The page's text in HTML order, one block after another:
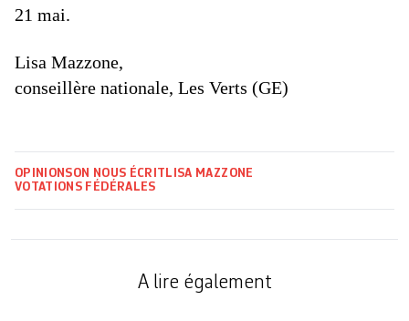
21 mai.
Lisa Mazzone,
conseillère nationale, Les Verts (GE)
OPINIONSON NOUS ÉCRIT LISA MAZZONE
VOTATIONS FÉDÉRALES
A lire également